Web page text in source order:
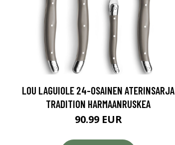
LOU LAGUIOLE 24-OSAINEN ATERINSARJA
TRADITION HARMAANRUSKEA
90.99 EUR